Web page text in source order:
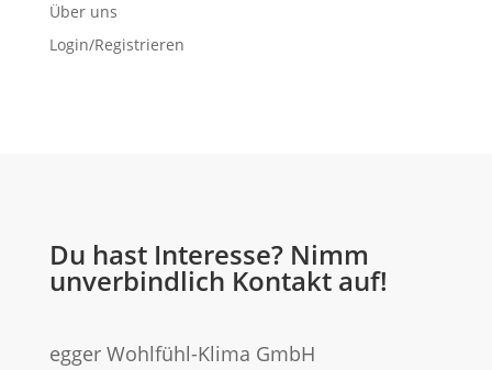
Über uns
Login/Registrieren
Du hast Interesse? Nimm
unverbindlich Kontakt auf!
egger Wohlfühl-Klima GmbH